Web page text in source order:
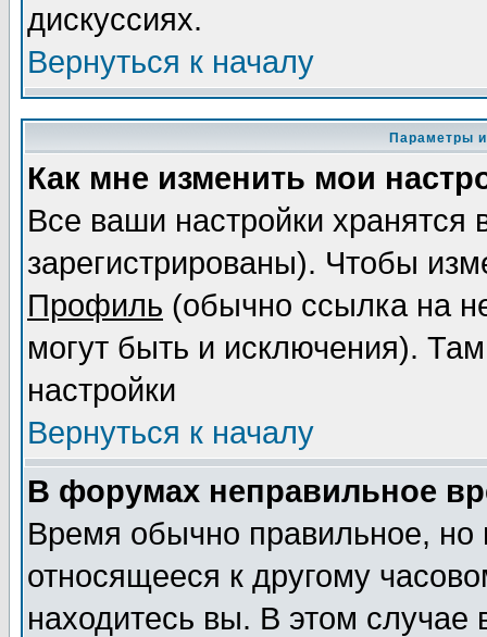
дискуссиях.
Вернуться к началу
Параметры
Как мне изменить мои
Все ваши настройки
зарегистрированы). Чтобы
Профиль (обычно ссылка на
могут быть и исключения).
настройки
Вернуться к началу
В форумах неправильное
Время обычно правильное,
относящееся к другому
находитесь вы. В этом